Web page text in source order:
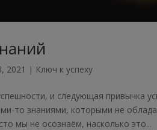
2021 | Ключ к успеху
и следующая привычка
то знаниями, которыми не
мы не осознаём, насколько это...